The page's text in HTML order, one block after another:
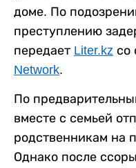
доме. По
преступлению
передает Liter.kz со
Network.
По
вместе с семьей
родственникам на
Однако после